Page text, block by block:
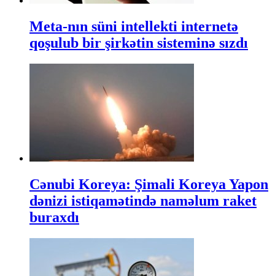
Meta-nın süni intellekti internetə
qoşulub bir şirkətin sisteminə sızdı
Cənubi Koreya: Şimali Koreya Yapon
dənizi istiqamətində naməlum raket
buraxdı